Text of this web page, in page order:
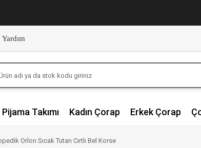
Yardım
Pijama Takımı Kadın Çorap Erkek Çorap
Orlon Sıcak Tutan Cırtlı Bel Korse